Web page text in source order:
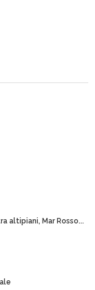
altipiani, Mar Rosso...